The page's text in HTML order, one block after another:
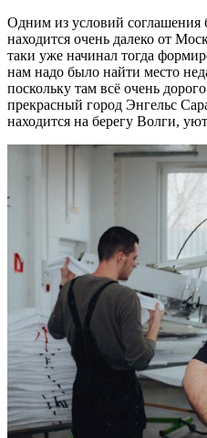
Одним из условий
находится очень далеко от
таки уже начинал тогда
нам надо было найти место
поскольку там всё очень
прекрасный город Энгельс
находится на берегу Волги,